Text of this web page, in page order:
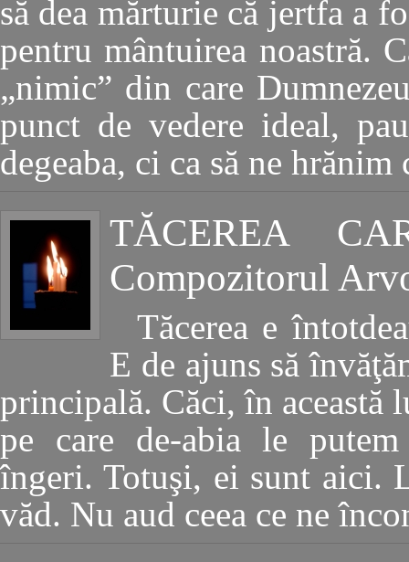
să dea mărturie că jertfa a
pentru mântuirea noastră.
„nimic” din care
punct de vedere ideal,
degeaba, ci ca să ne hrănim
TĂCEREA
Compozitorul
Tăcerea e
E de ajuns să
principală. Căci, în această
pe care de-abia le
îngeri. Totuşi, ei sunt aici.
văd. Nu aud ceea ce ne